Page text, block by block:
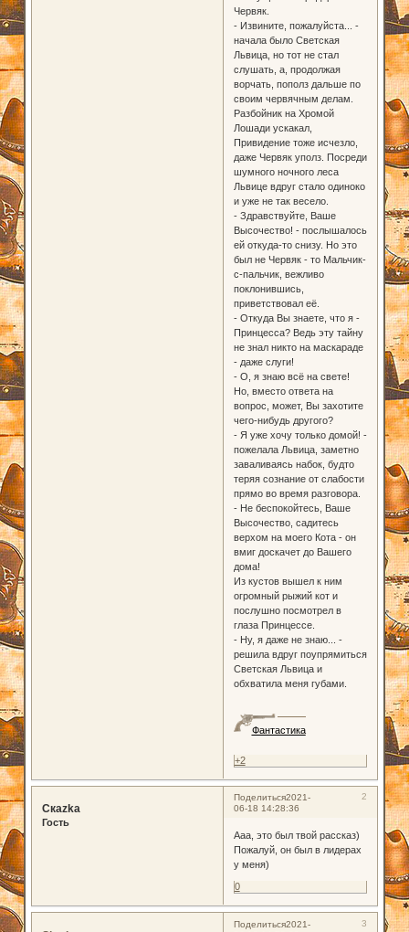
Червяк.
- Извините, пожалуйста... -
начала было Светская
Львица, но тот не стал
слушать, а, продолжая
ворчать, пополз дальше по
своим червячным делам.
Разбойник на Хромой
Лошади ускакал,
Привидение тоже исчезло,
даже Червяк уполз. Посреди
шумного ночного леса
Львице вдруг стало одиноко
и уже не так весело.
- Здравствуйте, Ваше
Высочество! - послышалось
ей откуда-то снизу. Но это
был не Червяк - то Мальчик-
с-пальчик, вежливо
поклонившись,
приветствовал её.
- Откуда Вы знаете, что я -
Принцесса? Ведь эту тайну
не знал никто на маскараде
- даже слуги!
- О, я знаю всё на свете!
Но, вместо ответа на
вопрос, может, Вы захотите
чего-нибудь другого?
- Я уже хочу только домой! -
пожелала Львица, заметно
заваливаясь набок, будто
теряя сознание от слабости
прямо во время разговора.
- Не беспокойтесь, Ваше
Высочество, садитесь
верхом на моего Кота - он
вмиг доскачет до Вашего
дома!
Из кустов вышел к ним
огромный рыжий кот и
послушно посмотрел в
глаза Принцессе.
- Ну, я даже не знаю... -
решила вдруг поупрямиться
Светская Львица и
обхватила меня губами.
Фантастика
+2
Поделиться 2
2021-
06-18 14:28:36
Скаzka
Гость
Ааа, это был твой рассказ)
Пожалуй, он был в лидерах
у меня)
0
Поделиться 3
2021-